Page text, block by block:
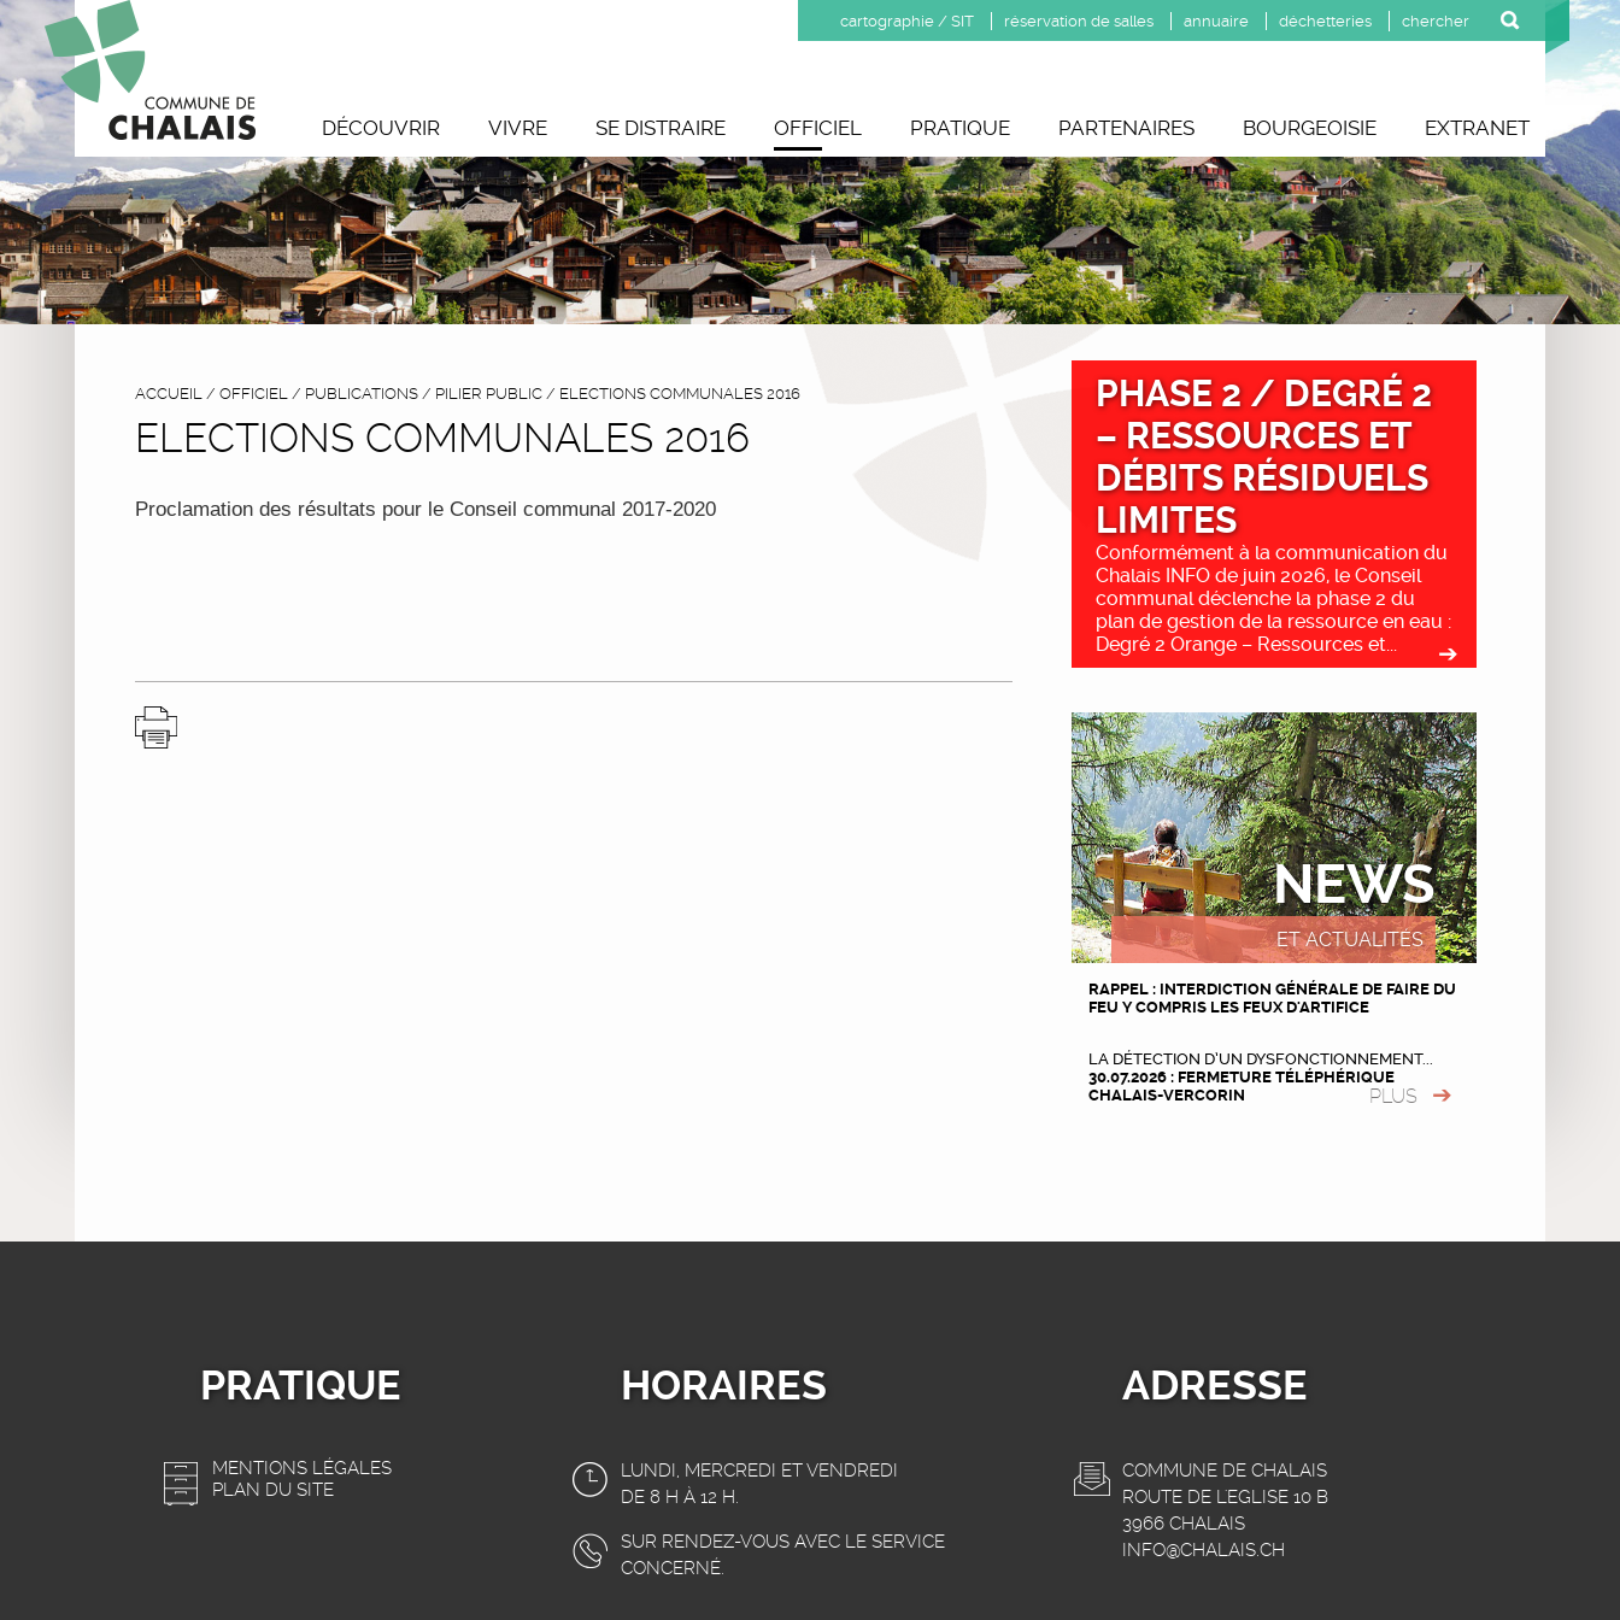
cartographie / SIT réservation de salles annuaire déchetteries
DÉCOUVRIR VIVRE SE DISTRAIRE OFFICIEL PRATIQUE PARTENAIRES BOURGEOISIE EXTRANET
ACCUEIL / OFFICIEL / PUBLICATIONS / PILIER PUBLIC / ELECTIONS COMMUNALES 2016
ELECTIONS COMMUNALES 2016
Proclamation des résultats pour le Conseil communal 2017-2020
PHASE 2 / DEGRÉ 2
– RESSOURCES ET
DÉBITS RÉSIDUELS
LIMITES
Conformément à la communication du
Chalais INFO de juin 2026, le Conseil
communal déclenche la phase 2 du
plan de gestion de la ressource en eau :
Degré 2 Orange – Ressources et...
NEWS
ET ACTUALITÉS
RAPPEL : INTERDICTION GÉNÉRALE DE FAIRE DU
FEU Y COMPRIS LES FEUX D'ARTIFICE
LA DÉTECTION D’UN DYSFONCTIONNEMENT...
30.07.2026 : FERMETURE TÉLÉPHÉRIQUE
CHALAIS-VERCORIN
PLUS
PRATIQUE
MENTIONS LÉGALES
PLAN DU SITE
HORAIRES
LUNDI, MERCREDI ET VENDREDI
DE 8 H À 12 H.
SUR RENDEZ-VOUS AVEC LE SERVICE
CONCERNÉ.
ADRESSE
COMMUNE DE CHALAIS
ROUTE DE L'EGLISE 10 B
3966 CHALAIS
INFO@CHALAIS.CH